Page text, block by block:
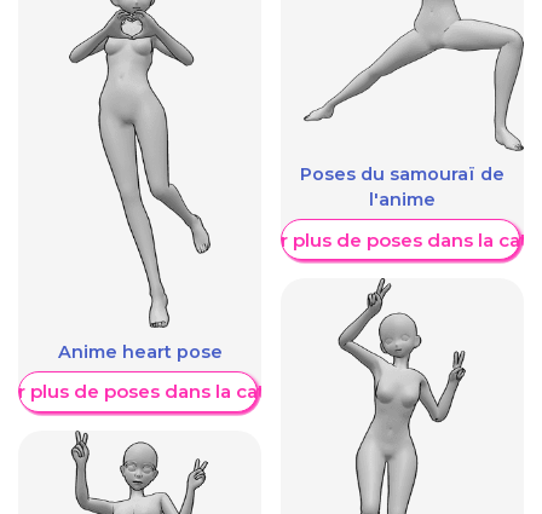
Anime heart pose
plus de poses dans la catégorie
Poses du samouraï de
l'anime
Afficher plus de poses dans la